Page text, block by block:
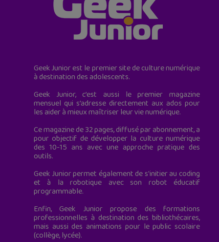
Geek Junior est le premier site de culture numérique
à destination des adolescents.
Geek Junior, c’est aussi le premier magazine
mensuel qui s’adresse directement aux ados pour
les aider à mieux maîtriser leur vie numérique.
Ce magazine de 32 pages, diffusé par abonnement, a
pour objectif de développer la culture numérique
des 10-15 ans avec une approche pratique des
outils.
Geek Junior permet également de s'initier au coding
et à la robotique avec son robot éducatif
programmable.
Enfin, Geek Junior propose des formations
professionnelles à destination des bibliothécaires,
mais aussi des animations pour le public scolaire
(collège, lycée).